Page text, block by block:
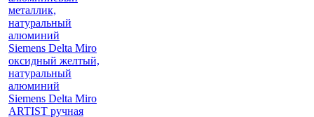
металлик,
натуральный
алюминий
Siemens Delta Miro
оксидный желтый,
натуральный
алюминий
Siemens Delta Miro
ARTIST ручная